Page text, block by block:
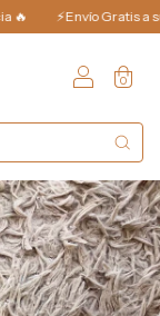
⚡️Envío Gratis a
0